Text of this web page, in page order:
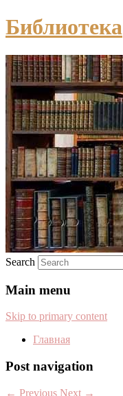
Библиотека
Search
Main menu
Skip to primary content
Главная
Post navigation
← Previous Next →